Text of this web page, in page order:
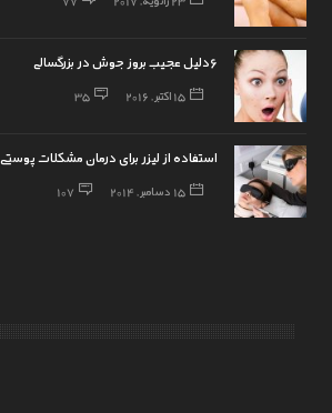
6دلیل عجیب بروز جوش در بزرگسالی
15 اکتبر, 2016 35
استفاده از لیزر برای درمان مشکلات پوستی
15 دسامبر, 2014 107